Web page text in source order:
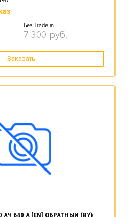
Без Trade-in
7 300 руб.
Заказать
АЧ 640 А [EN] ОБРАТНЫЙ (BY)